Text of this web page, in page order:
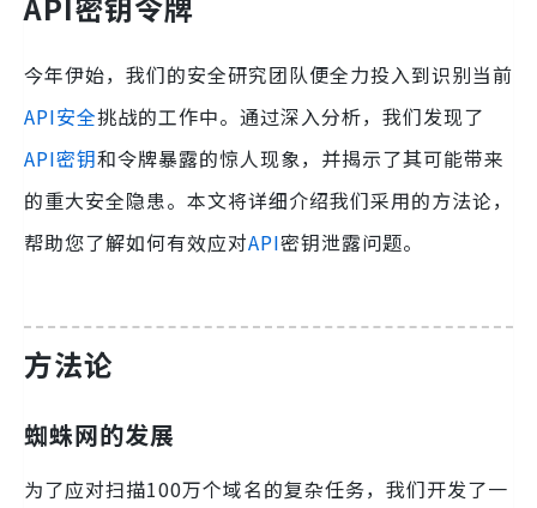
今年伊始，我们的安全研究团队便全力投入到识别当前
API安全挑战的工作中。通过深入分析，我们发现了
API密钥和令牌暴露的惊人现象，并揭示了其可能带来
的重大安全隐患。本文将详细介绍我们采用的方法论，
帮助您了解如何有效应对API密钥泄露问题。
方法论
蜘蛛网的发展
为了应对扫描100万个域名的复杂任务，我们开发了一